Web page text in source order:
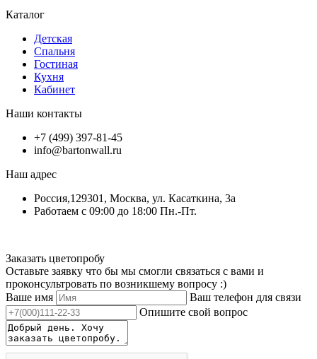
Каталог
Детская
Спальня
Гостиная
Кухня
Кабинет
Наши контакты
+7 (499) 397-81-45
info@bartonwall.ru
Наш адрес
Россия,129301, Москва, ул. Касаткина, 3а
Работаем с 09:00 до 18:00 Пн.-Пт.
Заказать цветопробу
Оставьте заявку что бы мы смогли связаться с вами и
проконсультровать по возникшему вопросу :)
Ваше имя
Ваш телефон для связи
Опишите свой вопрос